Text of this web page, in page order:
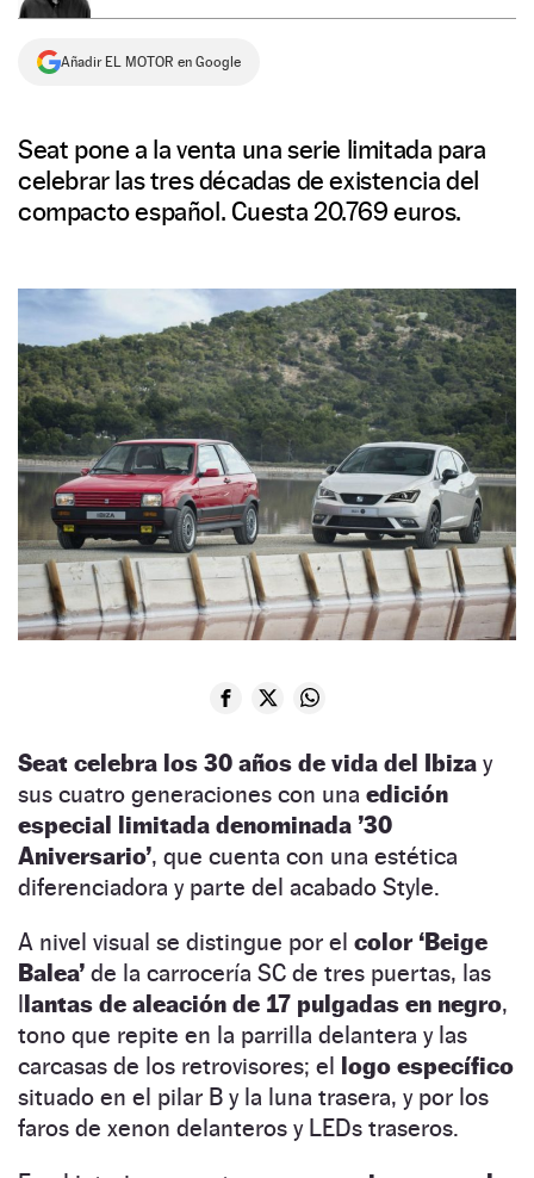
Añadir EL MOTOR en Google
Seat pone a la venta una serie limitada para
celebrar las tres décadas de existencia del
compacto español. Cuesta 20.769 euros.
Seat celebra los 30 años de vida del Ibiza y
sus cuatro generaciones con una edición
especial limitada denominada ’30
Aniversario’, que cuenta con una estética
diferenciadora y parte del acabado Style.
A nivel visual se distingue por el color ‘Beige
Balea’ de la carrocería SC de tres puertas, las
llantas de aleación de 17 pulgadas en negro,
tono que repite en la parrilla delantera y las
carcasas de los retrovisores; el logo específico
situado en el pilar B y la luna trasera, y por los
faros de xenon delanteros y LEDs traseros.